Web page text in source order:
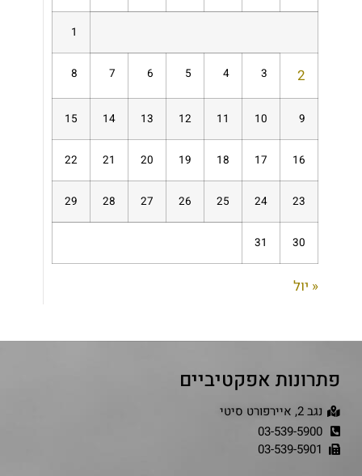
1
2
3
4
5
6
7
8
9
10
11
12
13
14
15
16
17
18
19
20
21
22
23
24
25
26
27
28
29
30
31
« יול
פתרונות אפקטיביים
נגב 2, איירפורט סיטי
03-539-5900
03-539-5901